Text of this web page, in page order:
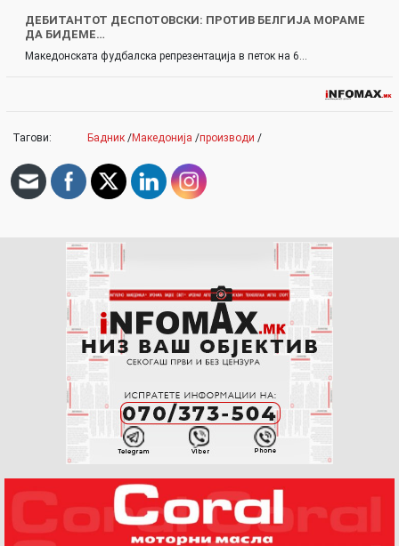
ДЕБИТАНТОТ ДЕСПОТОВСКИ: ПРОТИВ БЕЛГИЈА МОРАМЕ
ДА БИДЕМЕ…
Македонската фудбалска репрезентација в петок на 6…
Тагови: Бадник /Македонија /производи /